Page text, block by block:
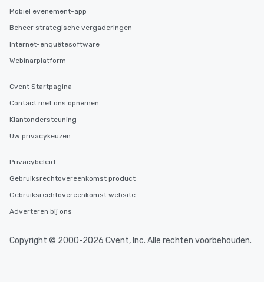
Mobiel evenement-app
Beheer strategische vergaderingen
Internet-enquêtesoftware
Webinarplatform
Cvent Startpagina
Contact met ons opnemen
Klantondersteuning
Uw privacykeuzen
Privacybeleid
Gebruiksrechtovereenkomst product
Gebruiksrechtovereenkomst website
Adverteren bij ons
Copyright © 2000-2026 Cvent, Inc. Alle rechten voorbehouden.